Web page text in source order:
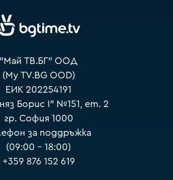
"Май ТВ.БГ" ООД
(My TV.BG OOD)
ЕИК 202254191
Борис I" №151, ет. 2
гр. София 1000
за поддръжка
(09:00 – 18:00)
+359 876 152 619